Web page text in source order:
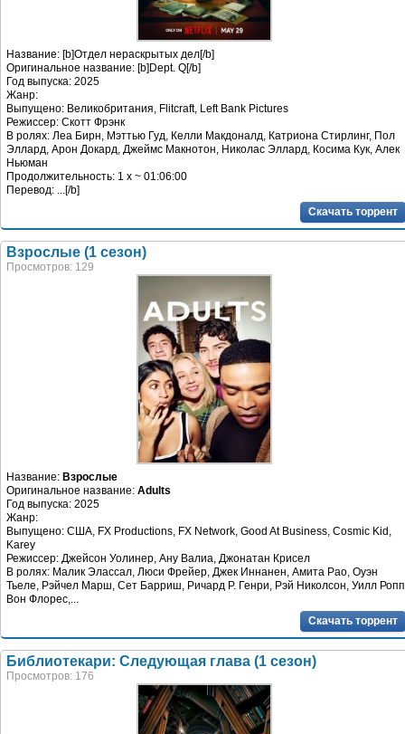
Название: [b]Отдел нераскрытых дел[/b]
Оригинальное название: [b]Dept. Q[/b]
Год выпуска: 2025
Жанр:
Выпущено: Великобритания, Flitcraft, Left Bank Pictures
Режиссер: Скотт Фрэнк
В ролях: Леа Бирн, Мэттью Гуд, Келли Макдоналд, Катриона Стирлинг, Пол
Эллард, Арон Докард, Джеймс Макнотон, Николас Эллард, Косима Кук, Алек
Ньюман
Продолжительность: 1 x ~ 01:06:00
Перевод: ...[/b]
Скачать торрент
Взрослые (1 сезон)
Просмотров: 129
Название: Взрослые
Оригинальное название: Adults
Год выпуска: 2025
Жанр:
Выпущено: США, FX Productions, FX Network, Good At Business, Cosmic Kid,
Karey
Режиссер: Джейсон Уолинер, Ану Валиа, Джонатан Крисел
В ролях: Малик Элассал, Люси Фрейер, Джек Иннанен, Амита Рао, Оуэн
Тьеле, Рэйчел Марш, Сет Барриш, Ричард Р. Генри, Рэй Николсон, Уилл
Вон Флорес,...
Скачать торрент
Библиотекари: Следующая глава (1 сезон)
Просмотров: 176